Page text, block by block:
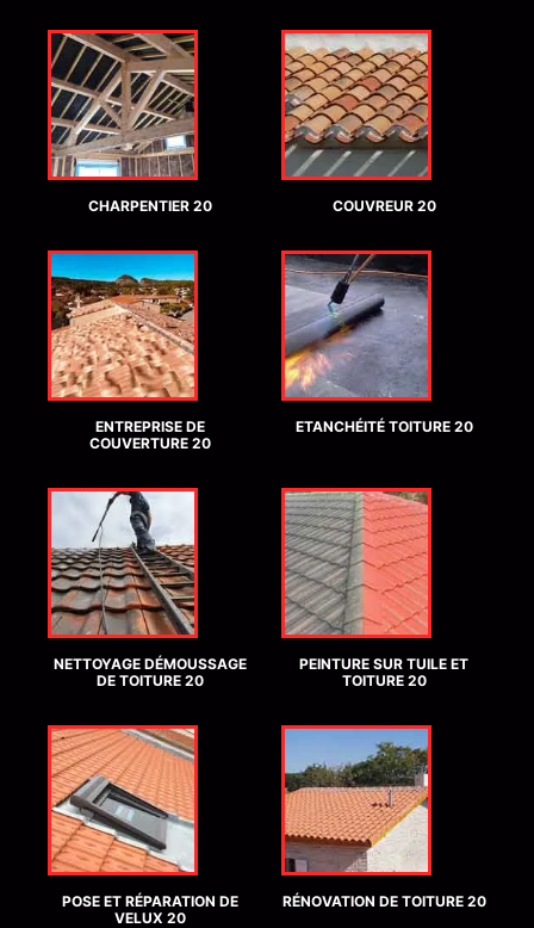
CHARPENTIER 20 COUVREUR 20
ENTREPRISE DE
COUVERTURE 20
ETANCHÉITÉ TOITURE 20
NETTOYAGE DÉMOUSSAGE
DE TOITURE 20
PEINTURE SUR TUILE ET
TOITURE 20
POSE ET RÉPARATION DE
VELUX 20
RÉNOVATION DE TOITURE 20